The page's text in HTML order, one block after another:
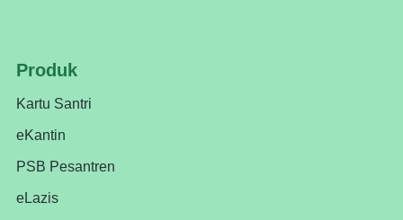
Produk
Kartu Santri
eKantin
PSB Pesantren
eLazis